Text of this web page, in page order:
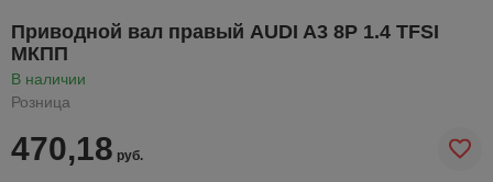
Приводной вал правый AUDI A3 8P 1.4 TFSI
МКПП
В наличии
Розница
470,18 руб.